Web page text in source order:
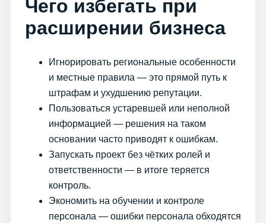
Чего избегать при
расширении бизнеса
Игнорировать региональные особенности
и местные правила — это прямой путь к
штрафам и ухудшению репутации.
Пользоваться устаревшей или неполной
информацией — решения на таком
основании часто приводят к ошибкам.
Запускать проект без чётких ролей и
ответственности — в итоге теряется
контроль.
Экономить на обучении и контроле
персонала — ошибки персонала обходятся